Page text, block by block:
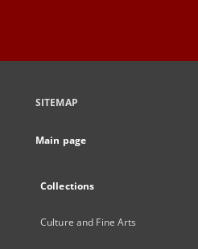
SITEMAP
Main page
Collections
Culture and Fine Arts